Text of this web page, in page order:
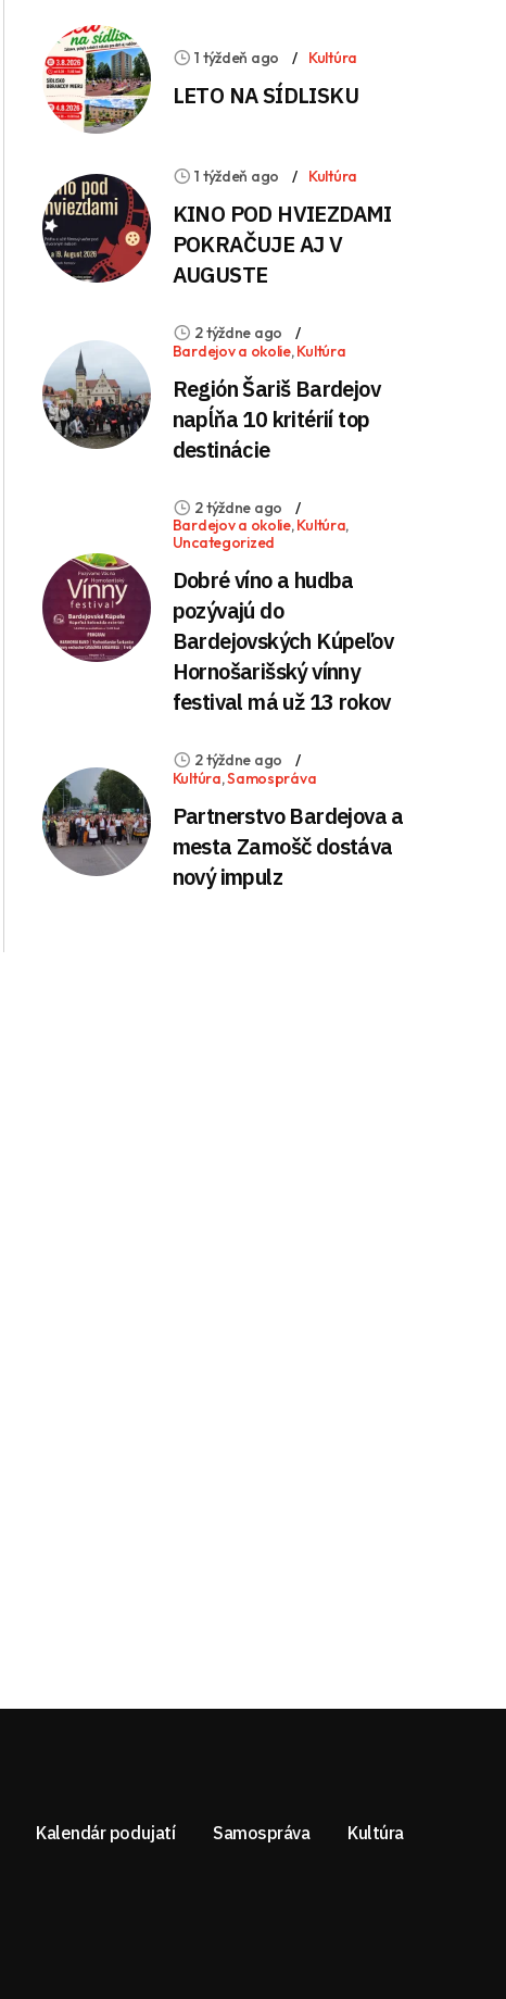
1 týždeň ago Kultúra
LETO NA SÍDLISKU
1 týždeň ago Kultúra
KINO POD HVIEZDAMI
POKRAČUJE AJ V
AUGUSTE
2 týždne ago
Bardejov a okolie,Kultúra
Región Šariš Bardejov
napĺňa 10 kritérií top
destinácie
2 týždne ago
Bardejov a okolie,Kultúra,
Uncategorized
Dobré víno a hudba
pozývajú do
Bardejovských Kúpeľov
Hornošarišský vínny
festival má už 13 rokov
2 týždne ago
Kultúra,Samospráva
Partnerstvo Bardejova a
mesta Zamošč dostáva
nový impulz
Kalendár podujatí Samospráva Kultúra